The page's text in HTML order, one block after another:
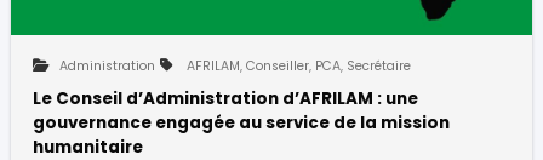
Administration AFRILAM, Conseiller, PCA, Secrétaire
Le Conseil d’Administration d’AFRILAM : une
gouvernance engagée au service de la mission
humanitaire